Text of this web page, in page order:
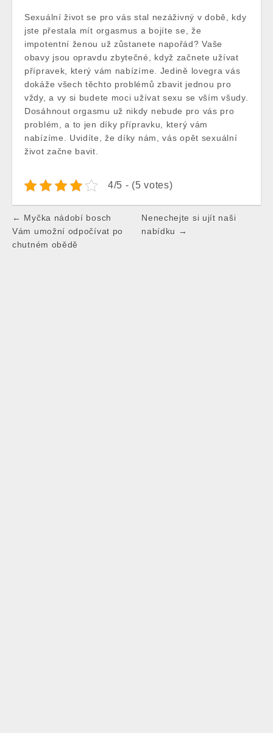
Sexuální život se pro vás stal nezáživný v době, kdy
jste přestala mít orgasmus a bojíte se, že
impotentní ženou už zůstanete napořád? Vaše
obavy jsou opravdu zbytečné, když začnete užívat
přípravek, který vám nabízíme. Jedině lovegra vás
dokáže všech těchto problémů zbavit jednou pro
vždy, a vy si budete moci užívat sexu se vším všudy.
Dosáhnout orgasmu už nikdy nebude pro vás pro
problém, a to jen díky přípravku, který vám
nabízíme. Uvidíte, že díky nám, vás opět sexuální
život začne bavit.
4/5 - (5 votes)
Post
navigation
← Myčka nádobí bosch
Vám umožní odpočívat po
chutném obědě
Nenechejte si ujít naši
nabídku →